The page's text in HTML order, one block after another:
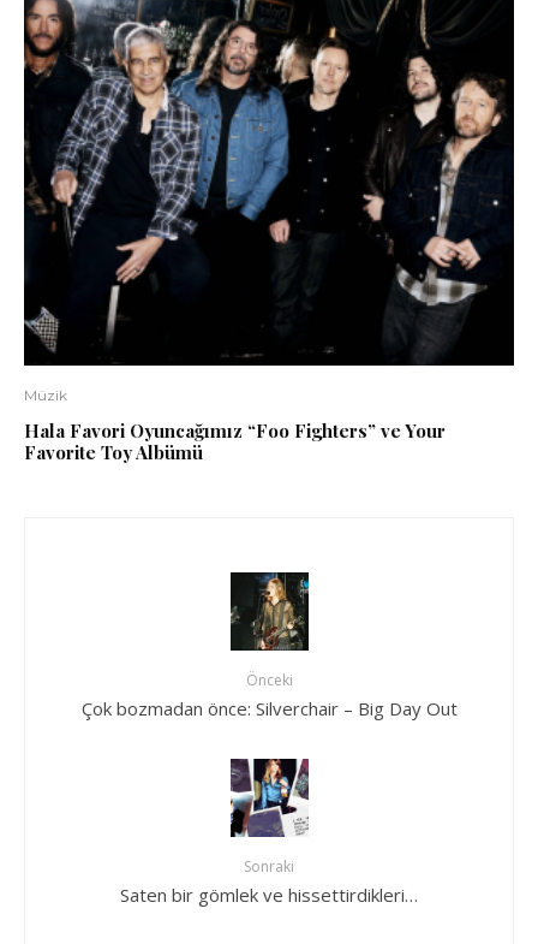
Müzik
Hala Favori Oyuncağımız “Foo Fighters” ve Your
Favorite Toy Albümü
Önceki
Çok bozmadan önce: Silverchair – Big Day Out
Sonraki
Saten bir gömlek ve hissettirdikleri…